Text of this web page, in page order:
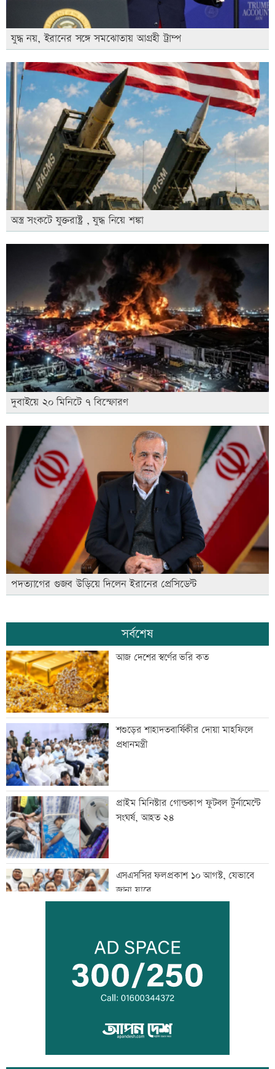
যুদ্ধ নয়, ইরানের সঙ্গে সমঝোতায় আগ্রহী ট্রাম্প
অস্ত্র সংকটে যুক্তরাষ্ট্র , যুদ্ধ নিয়ে শঙ্কা
দুবাইয়ে ২০ মিনিটে ৭ বিস্ফোরণ
পদত্যাগের গুজব উড়িয়ে দিলেন ইরানের প্রেসিডেন্ট
সর্বশেষ
আজ দেশের স্বর্ণের ভরি কত
শশুড়ের শাহাদতবার্ষিকীর দোয়া মাহফিলে
প্রধানমন্ত্রী
প্রাইম মিনিস্টার গোল্ডকাপ ফুটবল টুর্নামেন্টে
সংঘর্ষ, আহত ২৪
এসএসসির ফলপ্রকাশ ১০ আগস্ট, যেভাবে
জানা যাবে
দরপত্র ছাড়াই ২০০ ইলেকট্রিক বাস কেনার
নীতিগত অনুমোদন
তনু হত্যার আসামি সাবেক সেনাসদস্য
হাফিজুরকে আত্মসমর্পণের নির্দেশ